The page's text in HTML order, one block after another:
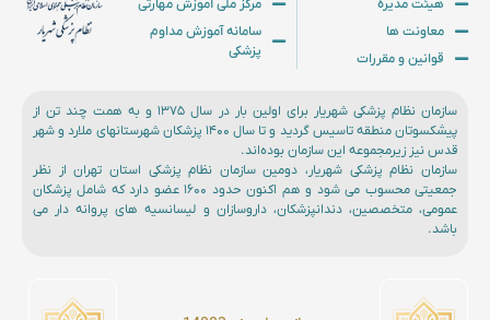
هیئت مدیره
معاونت ها
قوانین و مقررات
مرکز ملی آموزش مهارتی
سامانه آموزش مداوم
پزشکی
سازمان نظام پزشکی شهریار برای اولین بار در سال ۱۳۷۵ و به همت چند تن از
پیشکسوتان منطقه تاسیس گردید و تا سال ۱۴۰۰ پزشکان شهرستانهای ملارد و شهر
قدس نیز زیرمجموعه این سازمان بوده‌اند.
سازمان نظام پزشکی شهریار، دومین سازمان نظام پزشکی استان تهران از نظر
جمعیتی محسوب می شود و هم اکنون حدود ۱۶۰۰ عضو دارد که شامل پزشکان
عمومی، متخصصین، دندانپزشکان، داروسازان و لیسانسیه های پروانه دار می
باشد.